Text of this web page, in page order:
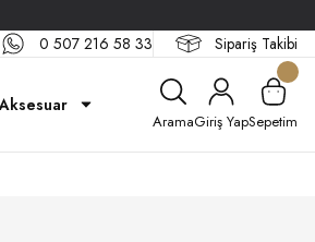
0 507 216 58 33 Sipariş Takibi
AramaGiriş YapSepetim